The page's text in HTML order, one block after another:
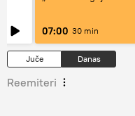
07:00 30 min
Juče Danas
Reemiteri